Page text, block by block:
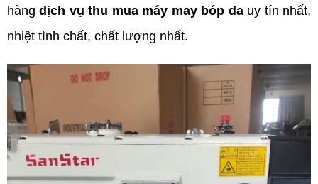
hàngdịch vụ thu mua máy may bóp dauy tín nhất,
nhiệt tình chất, chất lượng nhất.